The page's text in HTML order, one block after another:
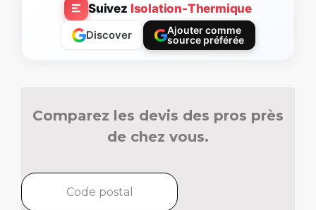
Suivez Isolation-Thermique
Discover
Ajouter comme
source préférée
Comparez les devis des pros près
de chez vous.